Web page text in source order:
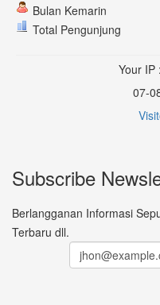
Bulan Kemarin
Total Pengunjung
Your IP
07-
Subscribe
Berlangganan Informasi
Terbaru dll.